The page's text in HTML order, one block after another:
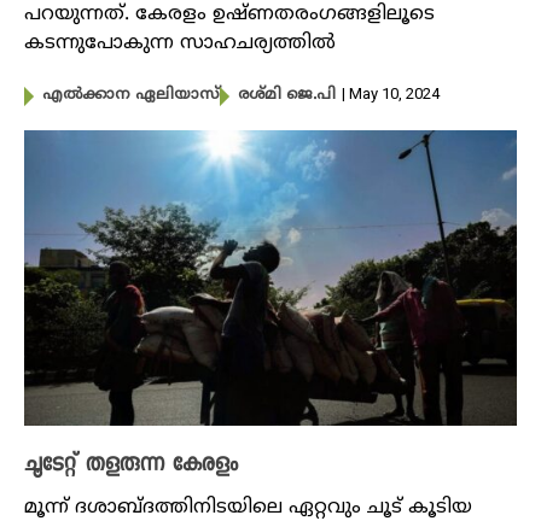
പറയുന്നത്. കേരളം ഉഷ്ണതരംഗങ്ങളിലൂടെ
കടന്നുപോകുന്ന സാഹചര്യത്തിൽ
എൽക്കാന ഏലിയാസ് രശ്മി ജെ.പി | May 10, 2024
ചൂടേറ്റ് തളരുന്ന കേരളം
മൂന്ന് ദശാബ്ദത്തിനിടയിലെ ഏറ്റവും ചൂട് കൂടിയ